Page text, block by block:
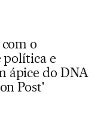
o
política e
ápice do DNA
Post'